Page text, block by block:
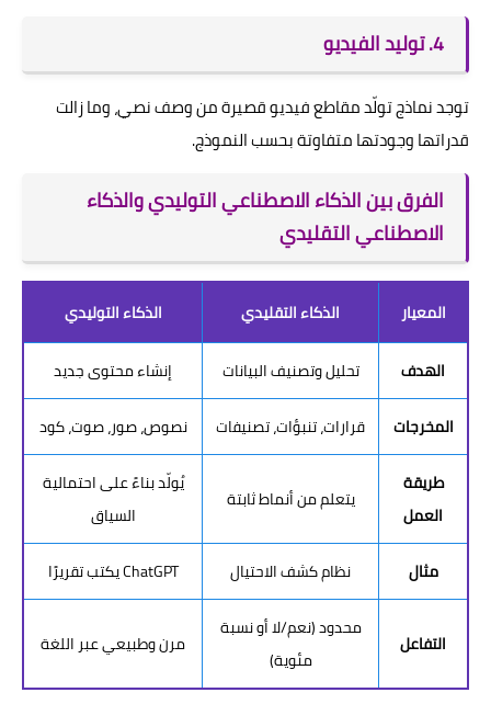
4. توليد الفيديو
توجد نماذج تولّد مقاطع فيديو قصيرة من وصف نصي، وما زالت
قدراتها وجودتها متفاوتة بحسب النموذج.
الفرق بين الذكاء الاصطناعي التوليدي والذكاء
الاصطناعي التقليدي
المعيار الذكاء التقليدي الذكاء التوليدي
الهدف تحليل وتصنيف البيانات
إنشاء محتوى جديد
المخرجات
قرارات، تنبؤات، تصنيفات
نصوص، صور، صوت، كود
طريقة
العمل
يتعلم من أنماط ثابتة
يُولّد بناءً على احتمالية
السياق
مثال
نظام كشف الاحتيال ChatGPT يكتب تقريرًا
التفاعل
محدود (نعم/لا أو نسبة
مئوية)
مرن وطبيعي عبر اللغة